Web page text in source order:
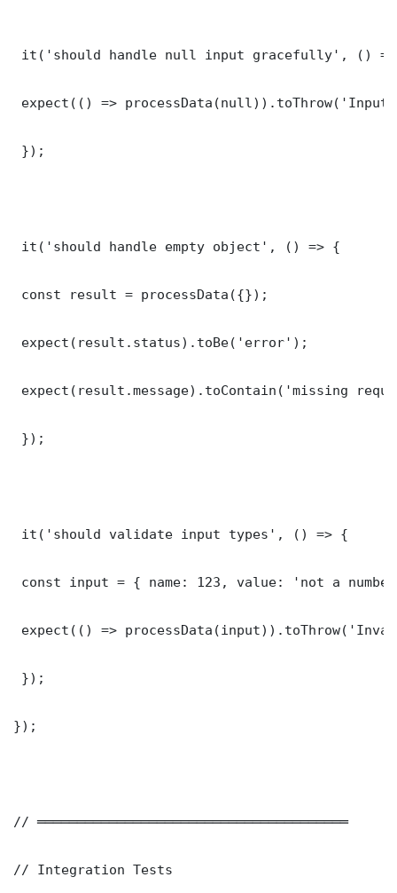
it('should handle null input gracefully', ()
expect(() =>
});
it('should handle empty object', () => {
const result = processData({});
expect(result.status).toBe('error');
expect(result.message).toContain('missing
});
it('should validate input types', () => {
const input = { name: 123, value: 'not a
expect(() =>
});
});
// ═══════════════════════════════════════
// Integration Tests